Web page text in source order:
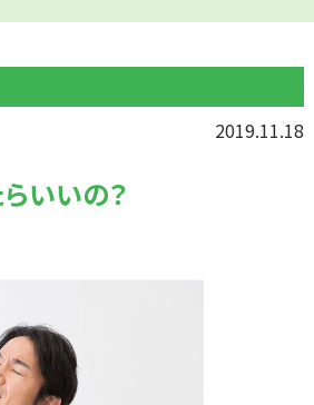
2019.11.18
いいの？